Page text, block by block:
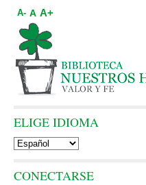
A- A A+
ELIGE IDIOMA
CONECTARSE